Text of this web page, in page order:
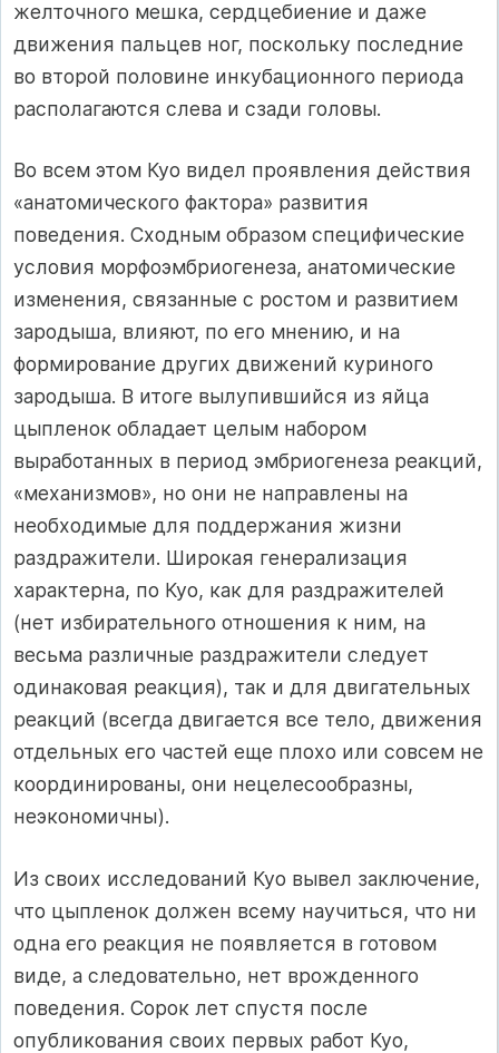
желточного мешка, сердцебиение и даже
движения пальцев ног, поскольку последние
во второй половине инкубационного периода
располагаются слева и сзади головы.
Во всем этом Куо видел проявления действия
«анатомического фактора» развития
поведения. Сходным образом специфические
условия морфоэмбриогенеза, анатомические
изменения, связанные с ростом и развитием
зародыша, влияют, по его мнению, и на
формирование других движений куриного
зародыша. В итоге вылупившийся из яйца
цыпленок обладает целым набором
выработанных в период эмбриогенеза реакций,
«механизмов», но они не направлены на
необходимые для поддержания жизни
раздражители. Широкая генерализация
характерна, по Куо, как для раздражителей
(нет избирательного отношения к ним, на
весьма различные раздражители следует
одинаковая реакция), так и для двигательных
реакций (всегда двигается все тело, движения
отдельных его частей еще плохо или совсем не
координированы, они нецелесообразны,
неэкономичны).
Из своих исследований Куо вывел заключение,
что цыпленок должен всему научиться, что ни
одна его реакция не появляется в готовом
виде, а следовательно, нет врожденного
поведения. Сорок лет спустя после
опубликования своих первых работ Куо,